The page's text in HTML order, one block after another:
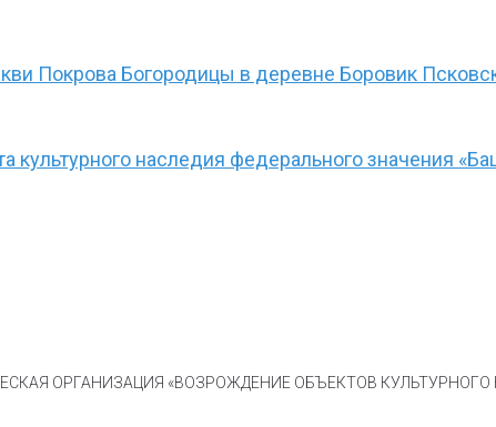
Покрова Богородицы в деревне Боровик
культурного наследия федерального значения
ОРГАНИЗАЦИЯ «ВОЗРОЖДЕНИЕ ОБЪЕКТОВ КУЛЬТУРНОГО